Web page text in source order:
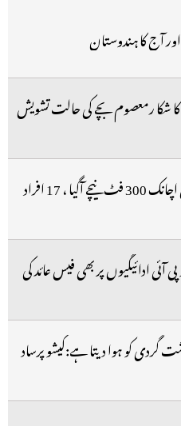
آج کا ہندوستان
شکا رمعصوم بچے کی حالت تشویش
ایئر انڈیا کا طیارہ ہوا میں اچانک 300 فٹ نیچے آگیا ، 17 افراد
ادائیگیوں پر بھی فیس عائد کی
گردی کو ہوا دیتا ہے:کیشو پرساد